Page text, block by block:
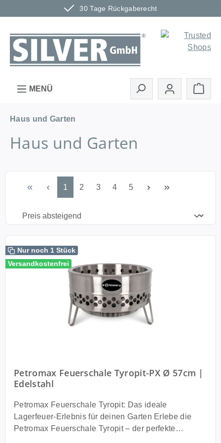
30 Tage Rückgaberecht
Zum Hauptinhalt springen
MENÜ
Haus und Garten
Haus und Garten
Seite
1 Seite
2 Seite
3 Seite
4 Seite
5
Nur noch 1 Stück
Versandkostenfrei
Petromax Feuerschale Tyropit-PX Ø 57cm |
Edelstahl
Petromax Feuerschale Tyropit: Das ideale
Lagerfeuer-Erlebnis für deinen Garten Erlebe die
Petromax Feuerschale Tyropit – der perfekte